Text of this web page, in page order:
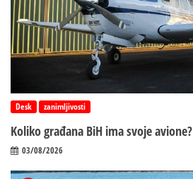
Desk zanimljivosti
Koliko građana BiH ima svoje avione?
03/08/2026